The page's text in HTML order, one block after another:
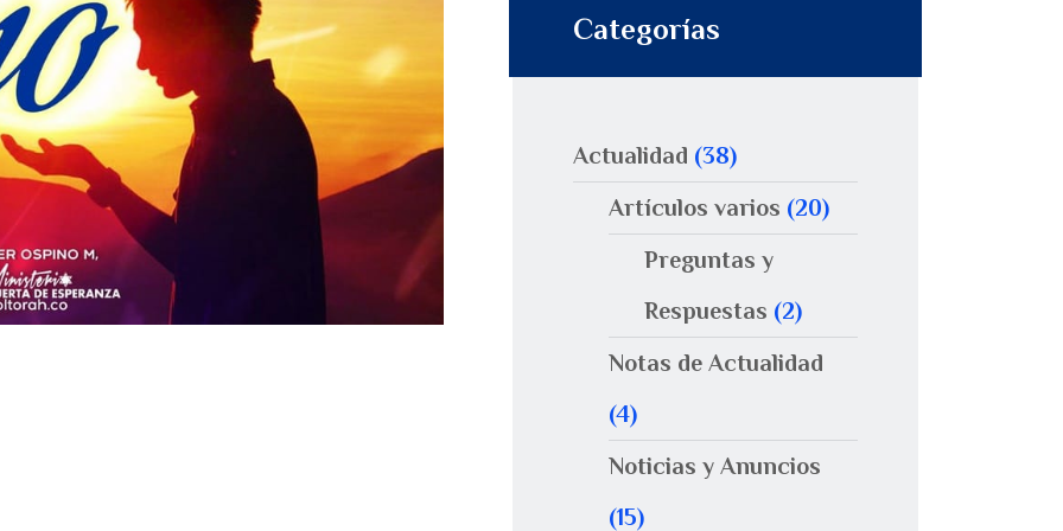
Categorías
Actualidad (38)
Artículos varios (20)
Preguntas y
Respuestas (2)
Notas de Actualidad
(4)
Noticias y Anuncios
(15)